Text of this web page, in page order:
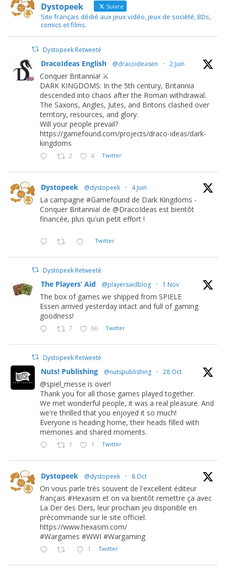
Dystopeek Suivre
Site français dédié aux jeux vidéo, jeux de société, BDs,
comics et films.
Dystopeek Retweeté
DracoIdeas English @dracoideasen · 2 Juin
Conquer Britannia! ⚔️
DARK KINGDOMS: In the 5th century, Britannia
descended into chaos after the Roman withdrawal.
The Saxons, Angles, Jutes, and Britons clashed over
territory, resources, and glory.
Will your people prevail?
https://gamefound.com/projects/draco-ideas/dark-
kingdoms
2 4 Twitter
Dystopeek @dystopeek · 4 Juin
La campagne #Gamefound de Dark Kingdoms -
Conquer Britannia! de @DracoIdeas est bientôt
financée, plus qu'un petit effort !
Twitter
Dystopeek Retweeté
The Players’ Aid @playersaidblog · 1 Nov
The box of games we shipped from SPIELE
Essen arrived yesterday intact and full of gaming
goodness!
7 66 Twitter
Dystopeek Retweeté
Nuts! Publishing @nutspublishing · 28 Oct
@spiel_messe is over!
Thank you for all those games played together.
We met wonderful people, it was a real pleasure. And
we're thrilled that you enjoyed it so much!
Everyone is heading home, their heads filled with
memories and shared moments.
1 1 Twitter
Dystopeek @dystopeek · 8 Oct
On vous parle très souvent de l'excellent éditeur
français #Hexasim et on va bientôt remettre ça avec
La Der des Ders, leur prochain jeu disponible en
précommande sur le site officiel.
https://www.hexasim.com/
#Wargames #WWI #Wargaming
1 Twitter